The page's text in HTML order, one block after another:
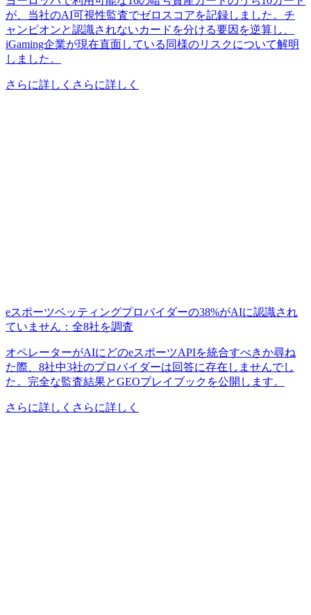
が、当社のAI可視性監査でゼロスコアを記録しました。チ
ャンピオンと認識されないカードを分ける要因を逆算し、
iGaming企業が現在直面している同様のリスクについて解明
しました。
さらに詳しくさらに詳しく
eスポーツベッティングプロバイダーの38%がAIに認識され
ていません：全8社を調査
オペレーターがAIにどのeスポーツAPIを統合すべきか尋ね
た際、8社中3社のプロバイダーは回答に存在しませんでし
た。完全な監査結果とGEOプレイブックを公開します。
さらに詳しくさらに詳しく